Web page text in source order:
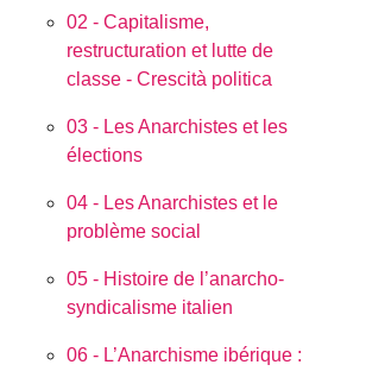
02 - Capitalisme,
restructuration et lutte de
classe - Crescità politica
03 - Les Anarchistes et les
élections
04 - Les Anarchistes et le
problème social
05 - Histoire de l’anarcho-
syndicalisme italien
06 - L’Anarchisme ibérique :